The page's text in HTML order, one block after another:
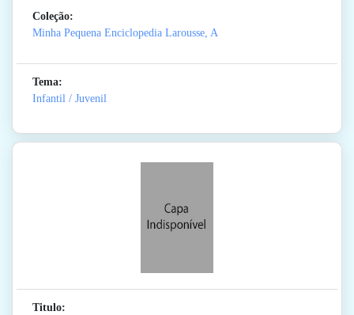
Coleção:
Minha Pequena Enciclopedia Larousse, A
Tema:
Infantil / Juvenil
Titulo: